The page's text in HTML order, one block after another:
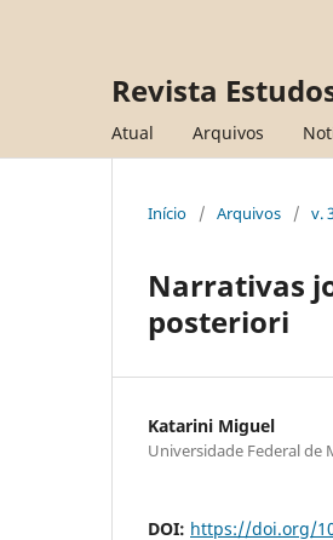
Revista
Atual Arquivos
Início / Arquivos / v.
Narrativas
posteriori
Katarini Miguel
Universidade Federal de
DOI: https://doi.org/